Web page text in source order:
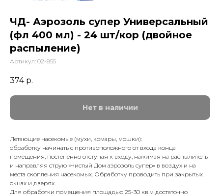
ЧД- Аэрозоль супер Универсальный
(фл 400 мл) - 24 шт/кор (двойное
распыление)
Артикул: 02-855
374 р.
Нет в наличии
Летающие насекомые (мухи, комары, мошки):
обработку начинать с противоположного от входа конца
помещения, постепенно отступая к входу, нажимая на распылитель
и направляя струю «Чистый Дом аэрозоль супер» в воздух и на
места скопления насекомых. Обработку проводить при закрытых
окнах и дверях.
Для обработки помещения площадью 25-30 кв.м достаточно